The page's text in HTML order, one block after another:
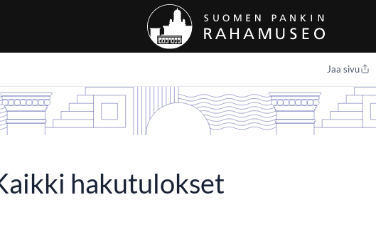
Jaa sivu
hakutulokset